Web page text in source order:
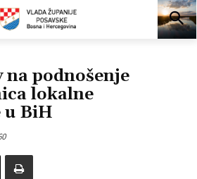
na podnošenje
lokalne
u BiH